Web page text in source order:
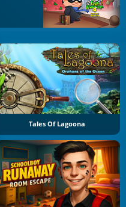
Tales Of Lagoona